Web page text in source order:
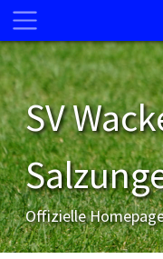
SV
Offizielle